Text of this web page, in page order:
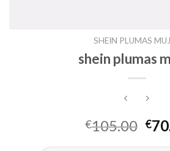
SHEIN PLUMAS
shein plumas
€105.00 €